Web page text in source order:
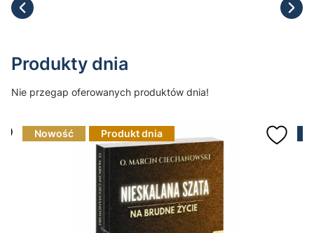
Produkty dnia
Nie przegap oferowanych produktów dnia!
Nowość Produkt dnia